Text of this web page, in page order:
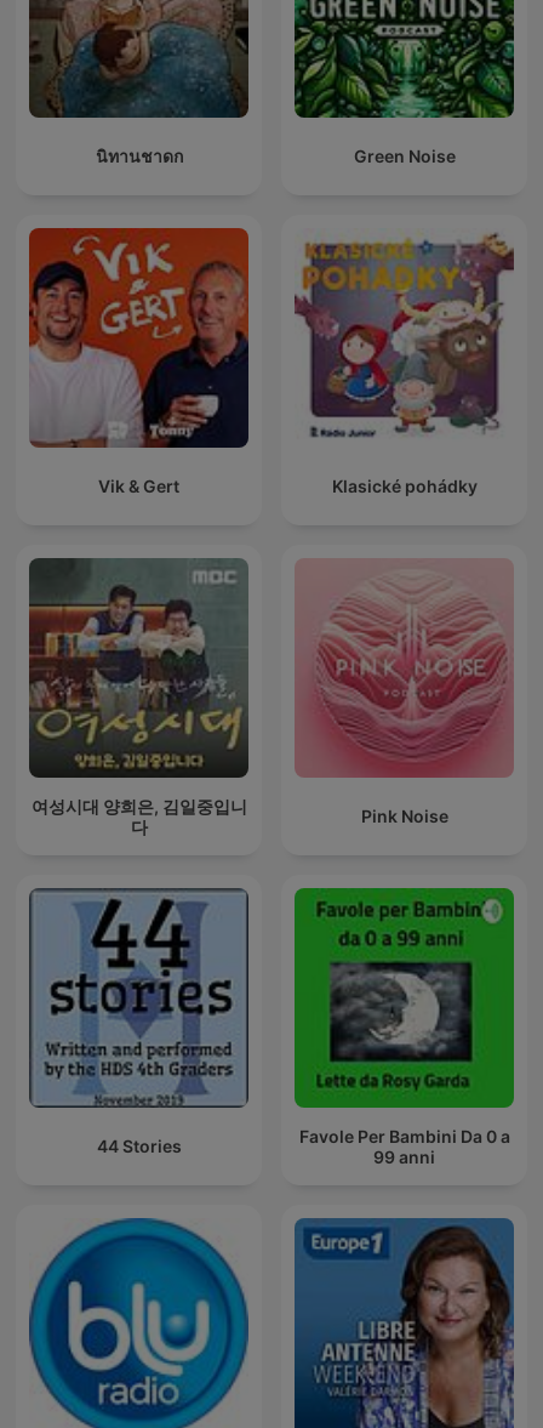
นิทานชาดก Green Noise
Vik & Gert Klasické pohádky
여성시대 양희은, 김일중입니
다
Pink Noise
44 Stories
Favole Per Bambini Da 0 a
99 anni